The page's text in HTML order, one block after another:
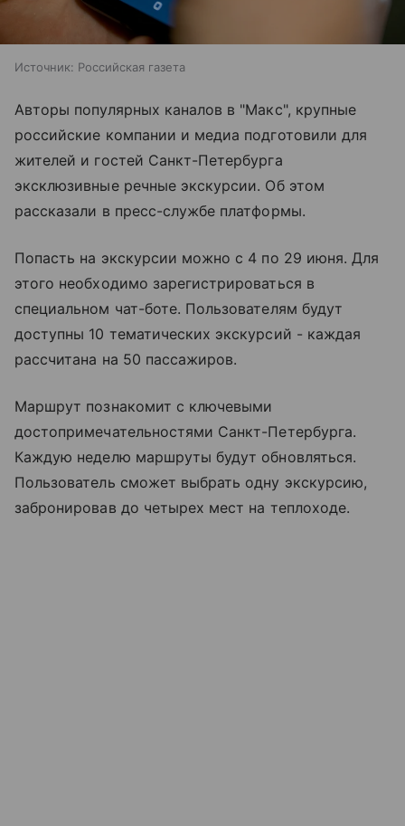
Источник: Российская газета
Авторы популярных каналов в "Макс", крупные
российские компании и медиа подготовили для
жителей и гостей Санкт-Петербурга
эксклюзивные речные экскурсии. Об этом
рассказали в пресс-службе платформы.
Попасть на экскурсии можно с 4 по 29 июня. Для
этого необходимо зарегистрироваться в
специальном чат-боте. Пользователям будут
доступны 10 тематических экскурсий - каждая
рассчитана на 50 пассажиров.
Маршрут познакомит с ключевыми
достопримечательностями Санкт-Петербурга.
Каждую неделю маршруты будут обновляться.
Пользователь сможет выбрать одну экскурсию,
забронировав до четырех мест на теплоходе.